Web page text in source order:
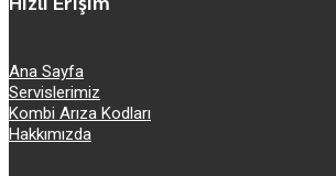
Ana Sayfa
Servislerimiz
Kombi Arıza Kodları
Hakkımızda